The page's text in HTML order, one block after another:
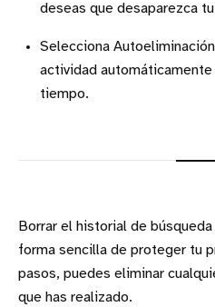
deseas que desaparezca
Selecciona
actividad
tiempo.
Borrar el historial de
forma sencilla de proteger tu
pasos, puedes eliminar
que has realizado.